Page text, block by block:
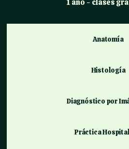
1 año - clases
Anatomía
Histología
Diagnóstico por
Práctica